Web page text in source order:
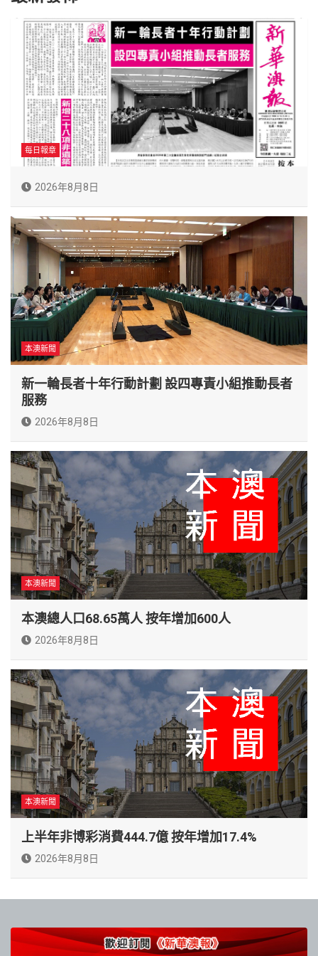
每日報章
2026年8月8日
本澳新聞
新一輪長者十年行動計劃 設四專責小組推動長者
服務
2026年8月8日
本澳新聞
本澳總人口68.65萬人 按年增加600人
2026年8月8日
本澳新聞
上半年非博彩消費444.7億 按年增加17.4%
2026年8月8日